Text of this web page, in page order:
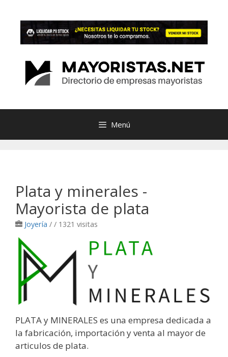
contenido
Menú
Plata y minerales -
Mayorista de plata
Joyería / / 1321 visitas
PLATA y MINERALES es una empresa dedicada a
la fabricación, importación y venta al mayor de
articulos de plata.